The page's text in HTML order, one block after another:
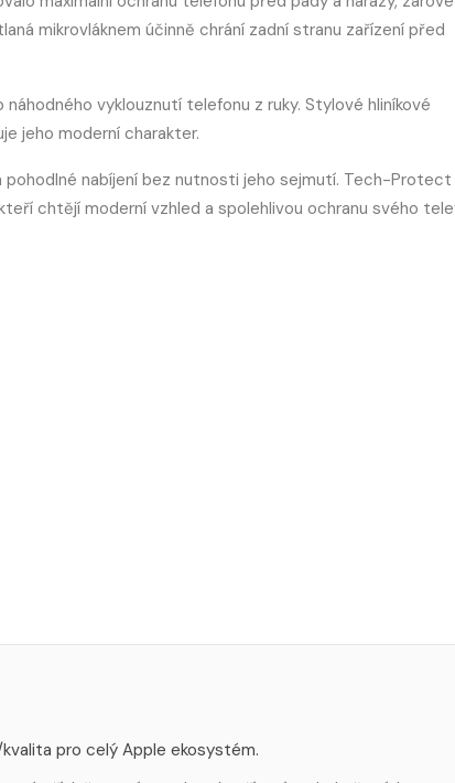
mikrovláknem účinně chrání zadní stranu zařízení před
vyklouznutí telefonu z ruky. Stylové hliníkové
jeho moderní charakter.
nabíjení bez nutnosti jeho sejmutí. Tech-Protect
chtějí moderní vzhled a spolehlivou ochranu svého
pro celý Apple ekosystém.